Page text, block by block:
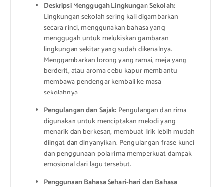
Deskripsi Menggugah Lingkungan Sekolah:
Lingkungan sekolah sering kali digambarkan
secara rinci, menggunakan bahasa yang
menggugah untuk melukiskan gambaran
lingkungan sekitar yang sudah dikenalnya.
Menggambarkan lorong yang ramai, meja yang
berderit, atau aroma debu kapur membantu
membawa pendengar kembali ke masa
sekolahnya.
Pengulangan dan Sajak: Pengulangan dan rima
digunakan untuk menciptakan melodi yang
menarik dan berkesan, membuat lirik lebih mudah
diingat dan dinyanyikan. Pengulangan frase kunci
dan penggunaan pola rima memperkuat dampak
emosional dari lagu tersebut.
Penggunaan Bahasa Sehari-hari dan Bahasa